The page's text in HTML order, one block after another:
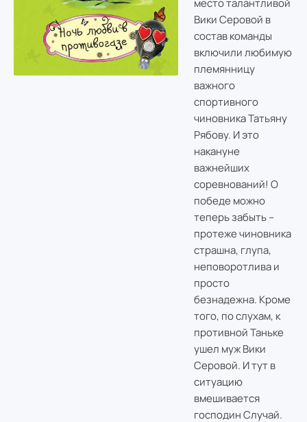
место талантливой
Вики Серовой в
состав команды
включили любимую
племянницу
важного
спортивного
чиновника Татьяну
Рябову. И это
накануне
важнейших
соревнований! О
победе можно
теперь забыть –
протеже чиновника
страшна, глупа,
неповоротлива и
просто
безнадежна. Кроме
того, по слухам, к
противной Таньке
ушел муж Вики
Серовой. И тут в
ситуацию
вмешивается
господин Случай.